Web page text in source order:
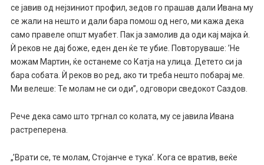
се јавив од нејзиниот профил, зедов го прашав дали Ивана му
се жали на нешто и дали бара помош од него, ми кажа дека
само правеле општ муабет. Пак ја замолив да оди кај мајка ѝ.
Ѝ реков не дај боже, еден ден ќе те убие. Повторуваше: ’Не
можам Мартин, ќе останеме со Катја на улица. Детето си ја
бара собата. Ѝ реков во ред, ако ти треба нешто побарај ме.
Ми велеше: Те молам не си оди”, одговори сведокот Саздов.
Рече дека само што тргнал со колата, му се јавила Ивана
растреперена.
„’Врати се, те молам, Стојанче е тука’. Кога се вратив, веќе